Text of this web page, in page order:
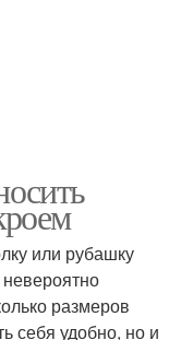
или рубашку
размеров
себя удобно, но и